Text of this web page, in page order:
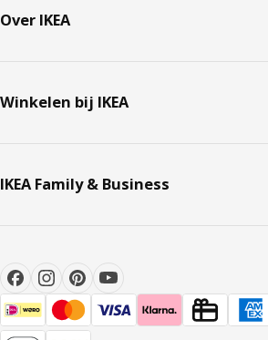
Over IKEA
Winkelen bij IKEA
IKEA Family & Business